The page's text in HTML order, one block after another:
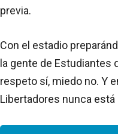
previa.
Con el estadio
la gente de Estudiantes
respeto sí, miedo no. Y
Libertadores nunca está